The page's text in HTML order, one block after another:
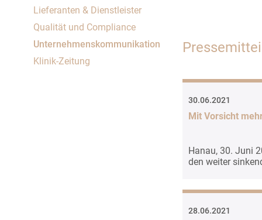
Lieferanten & Dienstleister
Qualität und Compliance
Unternehmenskommunikation
Klinik-Zeitung
30.06.2021
Mit Vorsicht
Hanau, 30. Juni
den weiter
28.06.2021
Plattformen anzeigen zu können, werden von
diesen externen Medien Cookies gesetzt.
YouTube